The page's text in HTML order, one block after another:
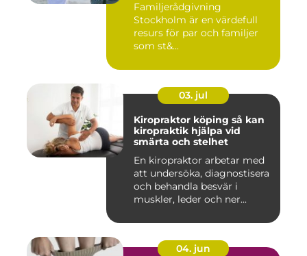
Familjerådgivning
Stockholm är en värdefull
resurs för par och familjer
som st&...
03. jul
Kiropraktor köping så kan
kiropraktik hjälpa vid
smärta och stelhet
En kiropraktor arbetar med
att undersöka, diagnostisera
och behandla besvär i
muskler, leder och ner...
04. jun